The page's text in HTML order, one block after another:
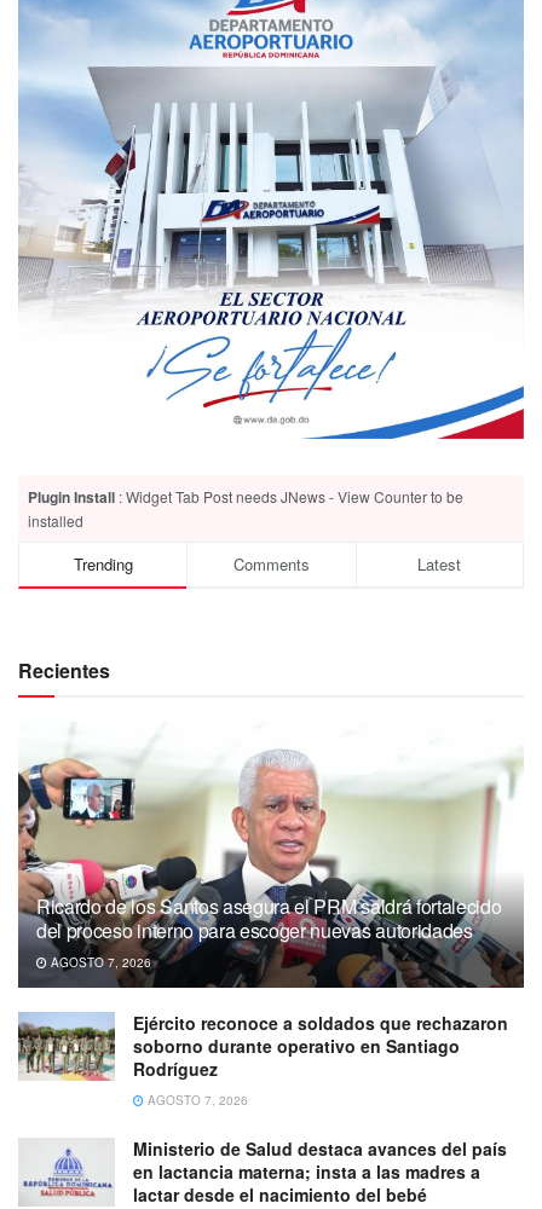
Plugin Install : Widget Tab Post needs JNews - View Counter to be
installed
Trending Comments Latest
Recientes
Ricardo de los Santos asegura el PRM saldrá fortalecido
del proceso interno para escoger nuevas autoridades
AGOSTO 7, 2026
Ejército reconoce a soldados que rechazaron
soborno durante operativo en Santiago
Rodríguez
AGOSTO 7, 2026
Ministerio de Salud destaca avances del país
en lactancia materna; insta a las madres a
lactar desde el nacimiento del bebé